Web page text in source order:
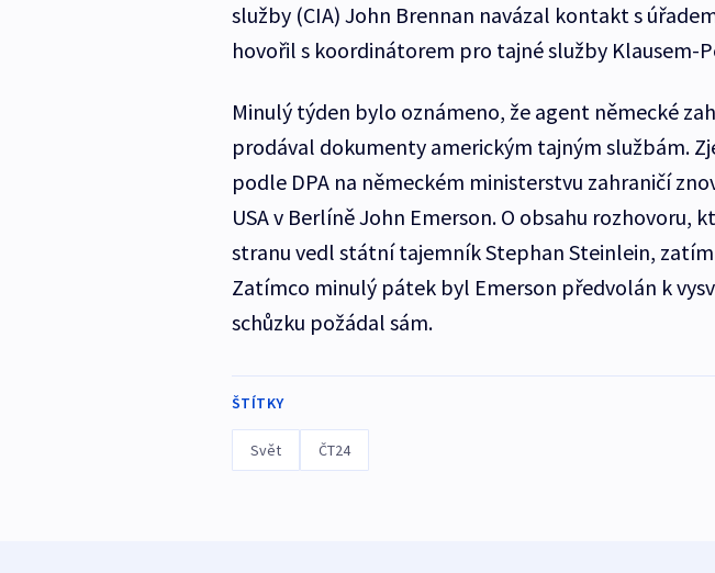
služby (CIA) John Brennan navázal kontakt s
hovořil s koordinátorem pro tajné služby Klausem-
Minulý týden bylo oznámeno, že agent německé
prodával dokumenty americkým tajným službám.
podle DPA na německém ministerstvu zahraničí
USA v Berlíně John Emerson. O obsahu rozhovoru,
stranu vedl státní tajemník Stephan Steinlein,
Zatímco minulý pátek byl Emerson předvolán k
schůzku požádal sám.
ŠTÍTKY
Svět ČT24